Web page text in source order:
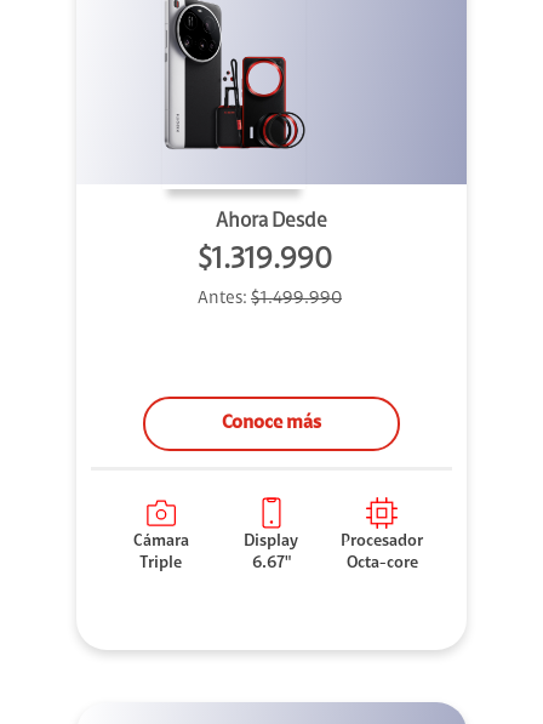
Ahora Desde
$1.319.990
Antes: $1.499.990
Conoce más
Cámara
Triple
Display
6.67"
Procesador
Octa-core